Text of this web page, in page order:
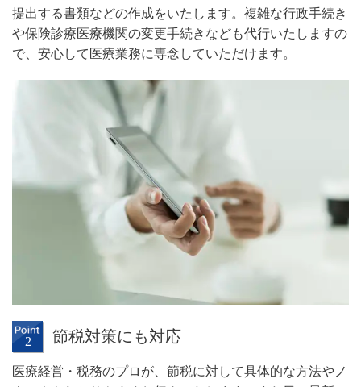
提出する書類などの作成をいたします。複雑な行政手続き
や保険診療医療機関の変更手続きなども代行いたしますの
で、安心して医療業務に専念していただけます。
節税対策にも対応
医療経営・税務のプロが、節税に対して具体的な方法やノ